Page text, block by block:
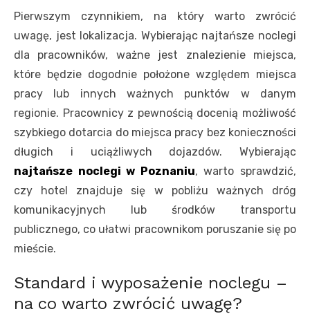
Pierwszym czynnikiem, na który warto zwrócić
uwagę, jest lokalizacja. Wybierając najtańsze noclegi
dla pracowników, ważne jest znalezienie miejsca,
które będzie dogodnie położone względem miejsca
pracy lub innych ważnych punktów w danym
regionie. Pracownicy z pewnością docenią możliwość
szybkiego dotarcia do miejsca pracy bez konieczności
długich i uciążliwych dojazdów. Wybierając
najtańsze noclegi w Poznaniu, warto sprawdzić,
czy hotel znajduje się w pobliżu ważnych dróg
komunikacyjnych lub środków transportu
publicznego, co ułatwi pracownikom poruszanie się po
mieście.
Standard i wyposażenie noclegu –
na co warto zwrócić uwagę?